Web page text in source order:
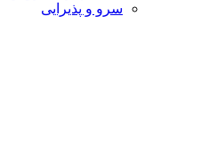
سرو و پذیرایی